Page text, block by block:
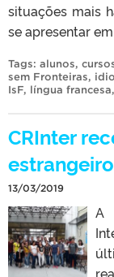
situações mais
se apresentar
Tags: alunos,
sem Fronteiras,
IsF, língua francesa,
CRInter
13/03/2019
A